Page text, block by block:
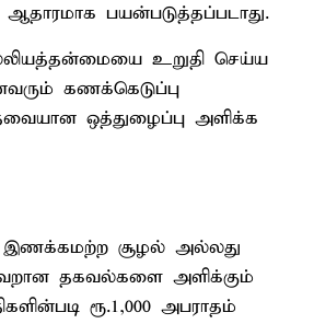
ஆதாரமாக பயன்படுத்தப்படாது.
உறுதி செய்ய
கணக்கெடுப்பு
ஒத்துழைப்பு அளிக்க
இணக்கமற்ற சூழல் அல்லது
தகவல்களை அளிக்கும்
ரூ.1,000 அபராதம்